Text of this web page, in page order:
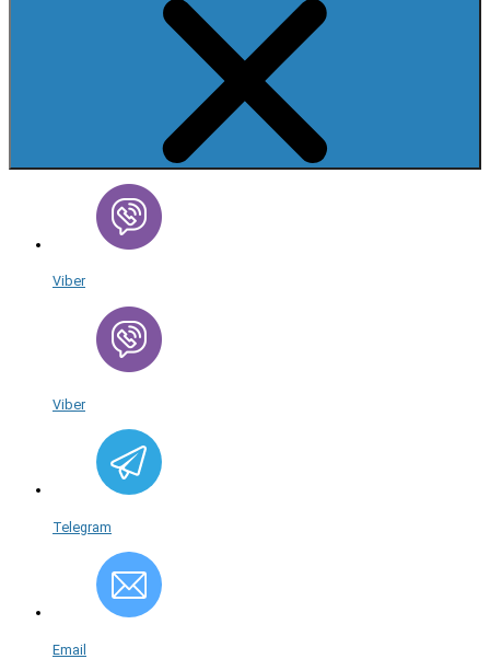
Viber
Viber
Telegram
Email